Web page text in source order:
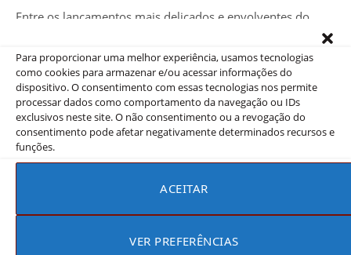
Para proporcionar uma melhor experiência, usamos tecnologias
como cookies para armazenar e/ou acessar informações do
dispositivo. O consentimento com essas tecnologias nos permite
processar dados como comportamento da navegação ou IDs
exclusivos neste site. O não consentimento ou a revogação do
consentimento pode afetar negativamente determinados recursos e
funções.
ACEITAR
VER PREFERÊNCIAS
Entre os lançamentos mais delicados e envolventes do
como uma…